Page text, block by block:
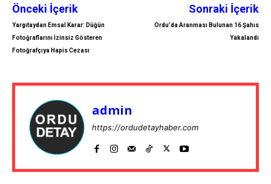
Önceki İçerik
Yargıtaydan Emsal Karar: Düğün
Fotoğraflarını İzinsiz Gösteren
Fotoğrafçıya Hapis Cezası
Sonraki İçerik
Ordu’da Aranması Bulunan 16 Şahıs
Yakalandı
admin
https://ordudetayhaber.com